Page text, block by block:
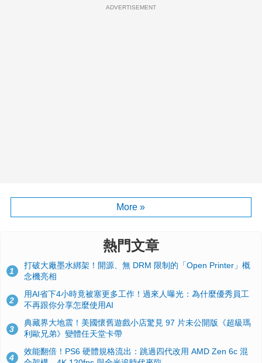
ADVERTISEMENT
More »
熱門文章
1
打破大廠墨水綁架！開源、無 DRM 限制的「Open Printer」概
念機亮相
2
用AI省下4小時竟被塞更多工作！過來人曝光：為什麼優秀員工
不再跟你分享怎麼使用AI
3
典藏界大地震！美國懷舊遊戲小店驚見 97 片未公開版《超級瑪
利歐兄弟》變體任天堂卡帶
4
效能翻倍！PS6 硬體規格流出：跳過四代改用 AMD Zen 6c 混